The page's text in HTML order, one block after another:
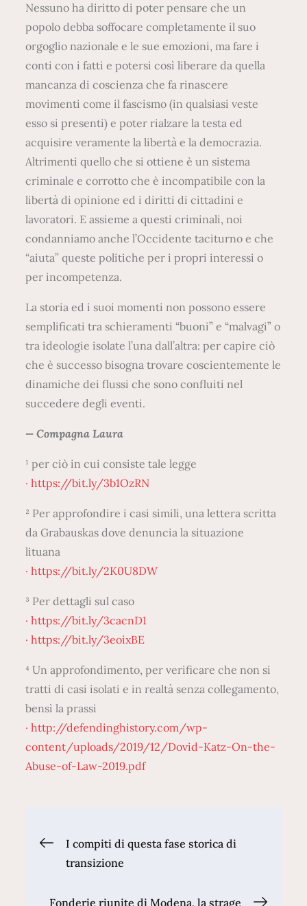
t
r
a
n
a
z
i
o
n
e
”
S
t
r
i
c
i
o
n
e
a
u
a
m
a
i
n
e
o
Nessuno ha diritto di poter pensare che un
popolo debba soffocare completamente il suo
orgoglio nazionale e le sue emozioni, ma fare i
conti con i fatti e potersi così liberare da quella
mancanza di coscienza che fa rinascere
movimenti come il fascismo (in qualsiasi veste
esso si presenti) e poter rialzare la testa ed
acquisire veramente la libertà e la democrazia.
Altrimenti quello che si ottiene è un sistema
criminale e corrotto che è incompatibile con la
libertà di opinione ed i diritti di cittadini e
lavoratori. E assieme a questi criminali, noi
condanniamo anche l’Occidente taciturno e che
“aiuta” queste politiche per i propri interessi o
per incompetenza.
La storia ed i suoi momenti non possono essere
semplificati tra schieramenti “buoni” e “malvagi” o
tra ideologie isolate l’una dall’altra: per capire ciò
che è successo bisogna trovare coscientemente le
dinamiche dei flussi che sono confluiti nel
succedere degli eventi.
— Compagna Laura
¹ per ciò in cui consiste tale legge
· https://bit.ly/3b1OzRN
² Per approfondire i casi simili, una lettera scritta
da Grabauskas dove denuncia la situazione
lituana
· https://bit.ly/2K0U8DW
³ Per dettagli sul caso
· https://bit.ly/3cacnD1
· https://bit.ly/3eoixBE
⁴ Un approfondimento, per verificare che non si
tratti di casi isolati e in realtà senza collegamento,
bensì la prassi
· http://defendinghistory.com/wp-
content/uploads/2019/12/Dovid-Katz-On-the-
Abuse-of-Law-2019.pdf
Navigazione
I compiti di questa fase storica di
transizione
Fonderie riunite di Modena, la strage